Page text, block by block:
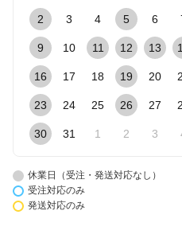
2 3 4 5 6
9 10 11 12 13
16 17 18 19 20
23 24 25 26 27
30 31 1 2 3
休業日（受注・発送対応なし）
受注対応のみ
発送対応のみ